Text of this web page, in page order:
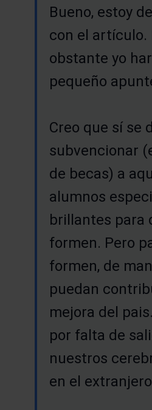
Bueno, estoy
con el artículo.
obstante yo
pequeño
Creo que sí se
subvencionar
de becas) a
alumnos
brillantes para
formen. Pero
formen, de
puedan
mejora del
por falta de
nuestros
en el